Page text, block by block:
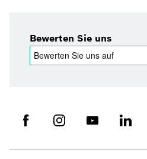
Bewerten Sie uns